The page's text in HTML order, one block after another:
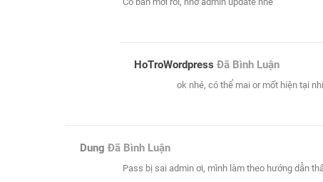
HoTroWordpress Đã Bình Luận
ok nhé, có thể mai or mốt hiện tại
Dung Đã Bình Luận
Pass bị sai admin ơi, mình làm theo hướng dẫn